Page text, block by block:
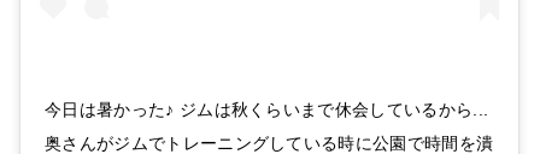
今日は暑かった♪ ジムは秋くらいまで休会しているから...
奥さんがジムでトレーニングしている時に公園で時間を潰